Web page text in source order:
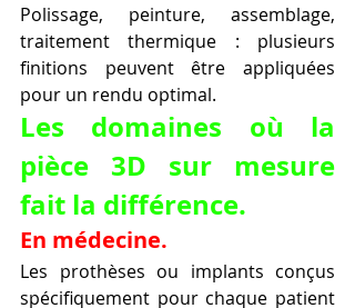
Polissage, peinture, assemblage,
traitement thermique : plusieurs
finitions peuvent être appliquées
pour un rendu optimal.
Les domaines où la
pièce 3D sur mesure
fait la différence.
En médecine.
Les prothèses ou implants conçus
spécifiquement pour chaque patient